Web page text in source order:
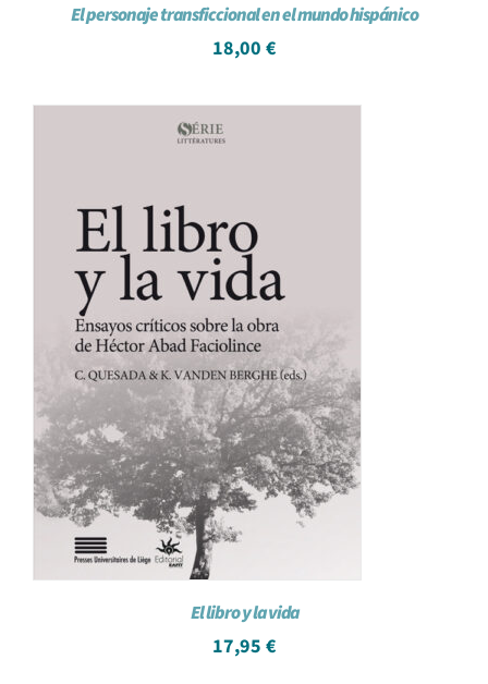
El personaje transficcional en el mundo hispánico
18,00 €
El libro y la vida
17,95 €